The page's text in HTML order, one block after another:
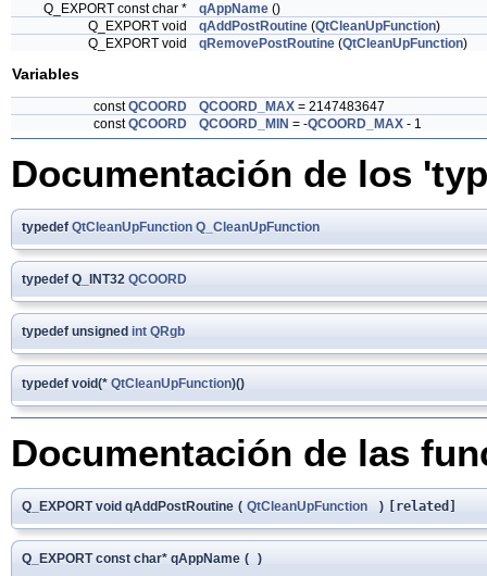
Q_EXPORT const char * qAppName ()
Q_EXPORT void
qAddPostRoutine (QtCleanUpFunction)
Q_EXPORT void
qRemovePostRoutine (QtCleanUpFunction)
Variables
constQCOORD QCOORD_MAX = 2147483647
constQCOORD QCOORD_MIN = -QCOORD_MAX - 1
Documentación de los
typedef QtCleanUpFunction Q_CleanUpFunction
typedef Q_INT32 QCOORD
typedef unsigned int QRgb
typedef void(* QtCleanUpFunction)()
Documentación de las
Q_EXPORT void qAddPostRoutine ( QtCleanUpFunction ) [related]
Q_EXPORT const char* qAppName ( )